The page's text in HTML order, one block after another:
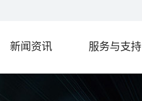
新闻资讯 服务与支持